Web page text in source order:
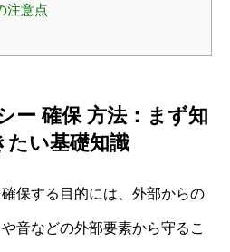
注意点
ー 確保 方法：まず知
たい基礎知識
保する目的には、外部からの
音などの外部要素から守るこ